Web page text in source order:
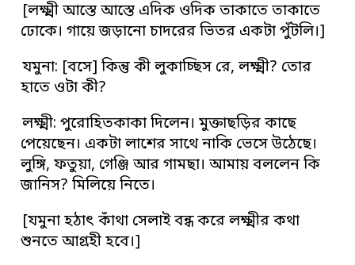
[লক্ষ্মী আস্তে আস্তে এদিক ওদিক তাকাতে তাকাতে
ঢোকে। গায়ে জড়ানো চাদরের ভিতর একটা পুঁটলি।]
যমুনা: [বসে] কিন্তু কী লুকাচ্ছিস রে, লক্ষ্মী? তোর
হাতে ওটা কী?
লক্ষ্মী: পুরোহিতকাকা দিলেন। মুক্তাছড়ির কাছে
পেয়েছেন। একটা লাশের সাথে নাকি ভেসে উঠেছে।
লুঙ্গি, ফতুয়া, গেঞ্জি আর গামছা। আমায় বললেন কি
জানিস? মিলিয়ে নিতে।
[যমুনা হঠাৎ কাঁথা সেলাই বন্ধ করে লক্ষ্মীর কথা
শুনতে আগ্রহী হবে।]